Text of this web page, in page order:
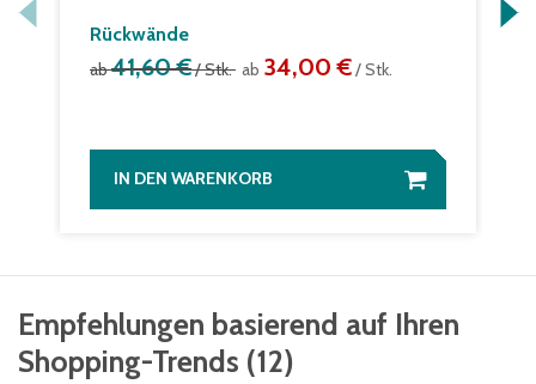
Rückwände
ab41,60 €/ Stk. ab 34,00 €/ Stk.
IN DEN WARENKORB
Empfehlungen basierend auf Ihren
Shopping-Trends (12)